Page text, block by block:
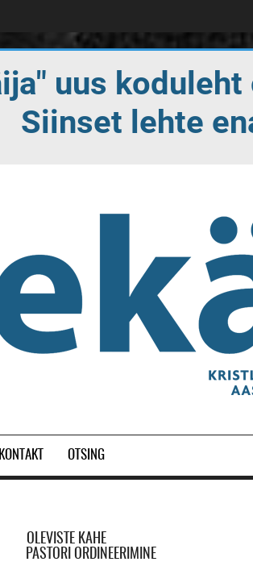
KONTAKT OTSING
OLEVISTE KAHE
PASTORI ORDINEERIMINE